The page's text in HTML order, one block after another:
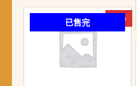
已售完 -8%